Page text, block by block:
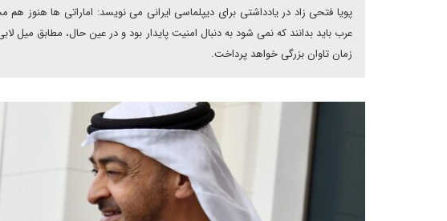
پویا فتحی زاد در یادداشتی برای دیپلماسی ایرانی می نویسد: اماراتی ها هنوز
عرب باید بدانند که نمی شود به دنبال امنیت پایدار بود و در عین حال، مطابق میل
زمان تاوان بزرگی خواهد پرداخت.